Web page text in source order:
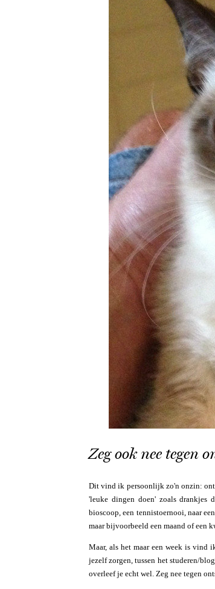
Zeg ook nee tegen
Dit vind ik persoonlijk zo'n onzin:
'leuke dingen doen' zoals drankjes
bioscoop, een tennistoernooi, naar
maar bijvoorbeeld een maand of een
Maar, als het maar een week is vind
jezelf zorgen, tussen het studeren/
overleef je echt wel. Zeg nee tegen